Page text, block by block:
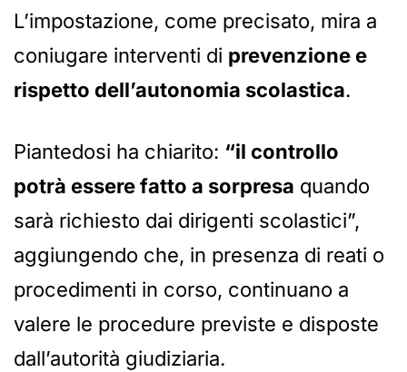
L’impostazione, come precisato, mira a
coniugare interventi di prevenzione e
rispetto dell’autonomia scolastica.
Piantedosi ha chiarito: “il controllo
potrà essere fatto a sorpresa quando
sarà richiesto dai dirigenti scolastici”,
aggiungendo che, in presenza di reati o
procedimenti in corso, continuano a
valere le procedure previste e disposte
dall’autorità giudiziaria.